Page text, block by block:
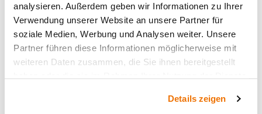
analysieren. Außerdem geben wir Informationen zu Ihrer
Verwendung unserer Website an unsere Partner für
soziale Medien, Werbung und Analysen weiter. Unsere
Partner führen diese Informationen möglicherweise mit
weiteren Daten zusammen, die Sie ihnen bereitgestellt
Details zeigen